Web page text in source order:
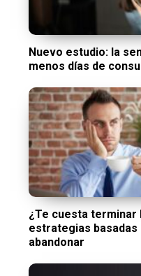
Nuevo estudio: la
menos días de
¿Te cuesta terminar
estrategias basadas
abandonar